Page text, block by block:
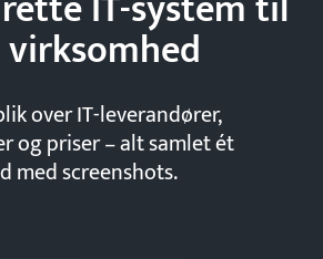
virksomhed
over IT-leverandører,
og priser – alt samlet ét
med screenshots.